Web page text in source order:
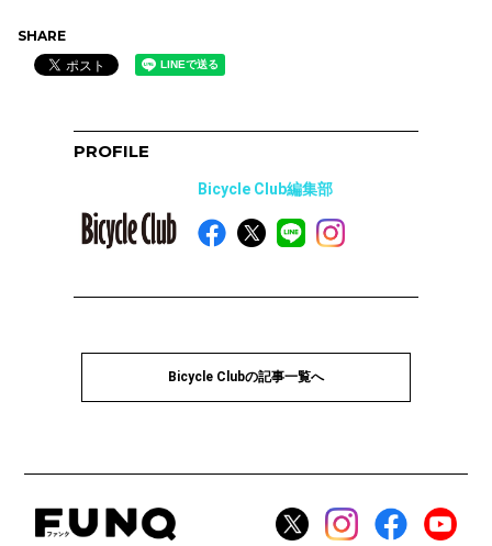
SHARE
PROFILE
Bicycle Club編集部
Bicycle Clubの記事一覧へ